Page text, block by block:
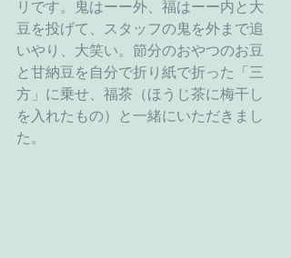
リです。鬼はーー外、福はーー内と大
豆を投げて、スタッフの鬼を外まで追
いやり、大笑い。節分のおやつのお豆
と甘納豆を自分で折り紙で折った「三
方」に乗せ、福茶（ほうじ茶に梅干し
を入れたもの）と一緒にいただきまし
た。